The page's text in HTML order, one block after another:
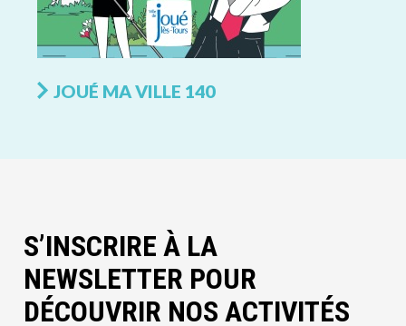
JOUÉ MA VILLE 140
S’INSCRIRE À LA
NEWSLETTER POUR
DÉCOUVRIR NOS ACTIVITÉS